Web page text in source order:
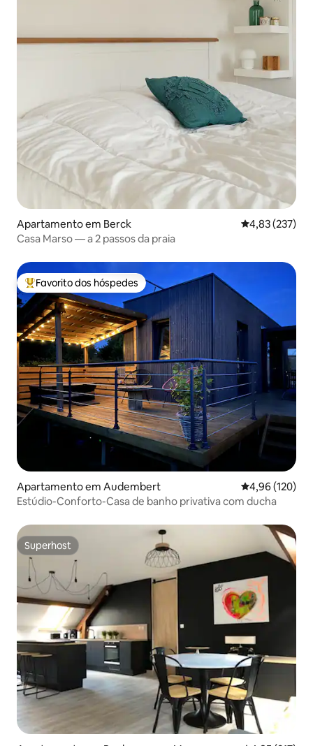
Apartamento em Berck Classificação
4,83 (237)
Casa Marso — a 2 passos da praia
Favoritos dos hóspedes mais apreciados
Favorito dos hóspedes
Apartamento em Audembert Classificação
4,96 (120)
Estúdio-Conforto-Casa de banho privativa com ducha
Superhost
Superhost